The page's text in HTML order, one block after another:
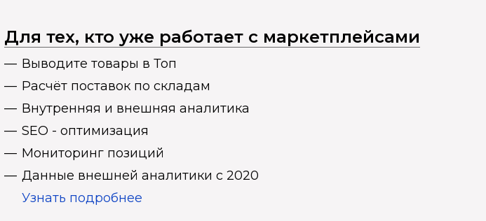
Для тех, кто уже работает с маркетплейсами
Выводите товары в Топ
Расчёт поставок по складам
Внутренняя и внешняя аналитика
SEO - оптимизация
Мониторинг позиций
Данные внешней аналитики с 2020
Узнать подробнее